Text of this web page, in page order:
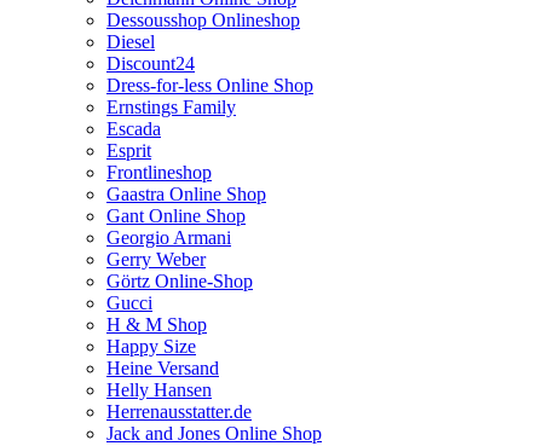
Dessousshop Onlineshop
Diesel
Discount24
Dress-for-less Online Shop
Ernstings Family
Escada
Esprit
Frontlineshop
Gaastra Online Shop
Gant Online Shop
Georgio Armani
Gerry Weber
Görtz Online-Shop
Gucci
H & M Shop
Happy Size
Heine Versand
Helly Hansen
Herrenausstatter.de
Jack and Jones Online Shop